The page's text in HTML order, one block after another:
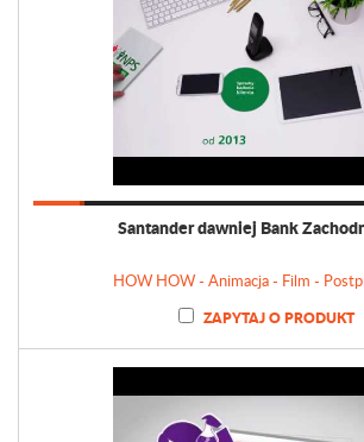
Santander dawniej Bank
HOW HOW - Animacja - Film -
ZAPYTAJ O PRODUKT